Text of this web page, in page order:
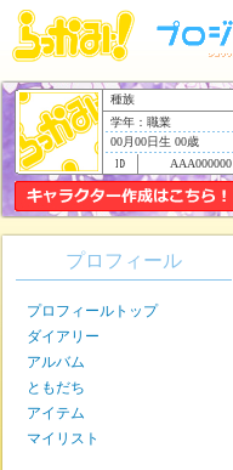
種族
学年：職業
00月00日生 00歳
AAA000000
プロフィール
プロフィールトップ
ダイアリー
アルバム
ともだち
アイテム
マイリスト